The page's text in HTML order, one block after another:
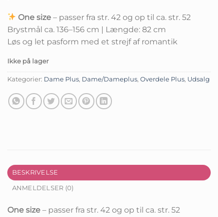
One size – passer fra str. 42 og op til ca. str. 52
Brystmål ca. 136–156 cm | Længde: 82 cm
Løs og let pasform med et strejf af romantik
Ikke på lager
Kategorier: Dame Plus, Dame/Dameplus, Overdele Plus, Udsalg
BESKRIVELSE
ANMELDELSER (0)
One size – passer fra str. 42 og op til ca. str. 52